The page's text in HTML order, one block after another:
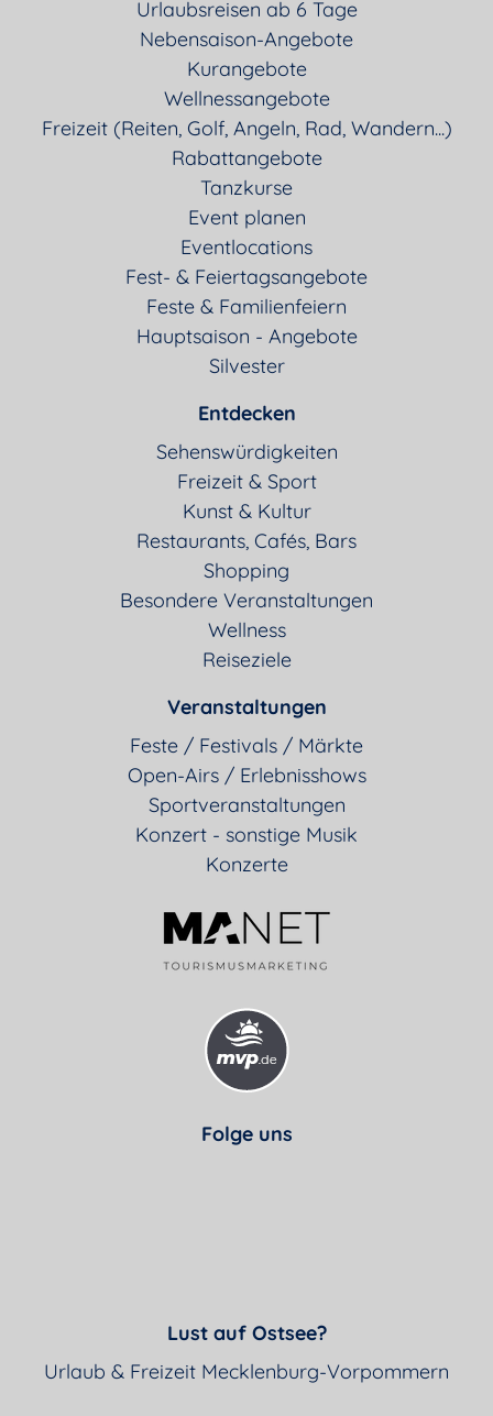
Urlaubsreisen ab 6 Tage
Nebensaison-Angebote
Kurangebote
Wellnessangebote
Freizeit (Reiten, Golf, Angeln, Rad, Wandern...)
Rabattangebote
Tanzkurse
Event planen
Eventlocations
Fest- & Feiertagsangebote
Feste & Familienfeiern
Hauptsaison - Angebote
Silvester
Entdecken
Sehenswürdigkeiten
Freizeit & Sport
Kunst & Kultur
Restaurants, Cafés, Bars
Shopping
Besondere Veranstaltungen
Wellness
Reiseziele
Veranstaltungen
Feste / Festivals / Märkte
Open-Airs / Erlebnisshows
Sportveranstaltungen
Konzert - sonstige Musik
Konzerte
Folge uns
Lust auf Ostsee?
Urlaub & Freizeit Mecklenburg-Vorpommern